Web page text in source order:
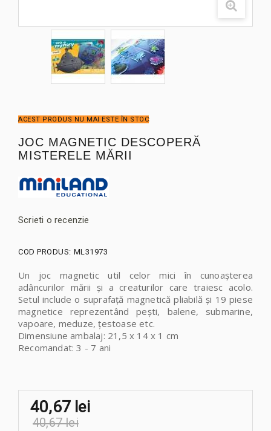
ACEST PRODUS NU MAI ESTE ÎN STOC
JOC MAGNETIC DESCOPERĂ
MISTERELE MĂRII
Scrieti o recenzie
COD PRODUS: ML31973
Un joc magnetic util celor mici în cunoașterea
adâncurilor mării și a creaturilor care traiesc acolo.
Setul include o suprafață magnetică pliabilă și 19 piese
magnetice reprezentând pești, balene, submarine,
vapoare, meduze, țestoase etc.
Dimensiune ambalaj: 21,5 x 14 x 1 cm
Recomandat: 3 - 7 ani
40,67 lei
40,67 lei